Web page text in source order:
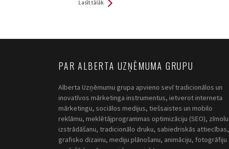
Lasīt tālāk
PAR ALBERTA UZŅĒMUMA GRUPU
Alberta Uzņēmumu grupa apvieno sevī tradicionālos un
inovatīvos mārketinga instrumentus, ietverot interneta
mārketingu, sociālos medijus, tiešsaistes un mobilo
reklāmu, meklētājprogrammas optimizāciju (SEO), zīmolu
izstrādāšanu, tradicionālo druku, sabiedriskās attiecības,
grafisko dizainu, mediju plānošanu, animāciju, fotogrāfiju